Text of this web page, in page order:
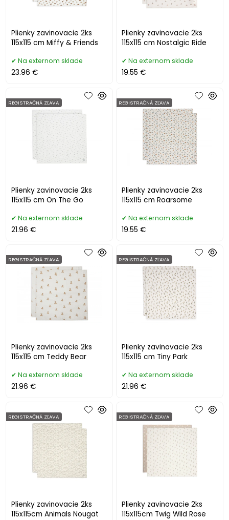
Plienky zavinovacie 2ks
115x115 cm Miffy & Friends
Na externom sklade
23.96 €
Plienky zavinovacie 2ks
115x115 cm Nostalgic Ride
Na externom sklade
19.55 €
Plienky zavinovacie 2ks
115x115 cm On The Go
REGISTRAČNÁ ZĽAVA
Na externom sklade
21.96 €
Plienky zavinovacie 2ks
115x115 cm Roarsome
REGISTRAČNÁ ZĽAVA
Na externom sklade
19.55 €
Plienky zavinovacie 2ks
115x115 cm Teddy Bear
REGISTRAČNÁ ZĽAVA
Na externom sklade
21.96 €
Plienky zavinovacie 2ks
115x115 cm Tiny Park
REGISTRAČNÁ ZĽAVA
Na externom sklade
21.96 €
Plienky zavinovacie 2ks
115x115cm Animals Nougat
REGISTRAČNÁ ZĽAVA
Plienky zavinovacie 2ks
115x115cm Twig Wild Rose
REGISTRAČNÁ ZĽAVA